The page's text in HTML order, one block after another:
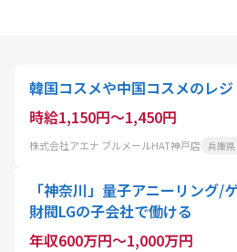
韓国コスメや中国コスメのレ
時給1,150円～1,450円
株式会社アエナ ブルメールHAT神戸店 兵庫
「神奈川」量子アニーリング/
財閥LGの子会社で働ける
年収600万円～1,000万円